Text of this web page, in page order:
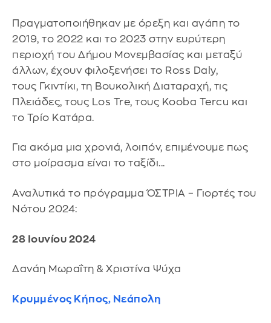
Πραγματοποιήθηκαν με όρεξη και αγάπη το
2019, το 2022 και το 2023 στην ευρύτερη
περιοχή του Δήμου Μονεμβασίας και μεταξύ
άλλων, έχουν φιλοξενήσει το Ross Daly,
τους Γκιντίκι, τη Βουκολική Διαταραχή, τις
Πλειάδες, τους Los Tre, τους Kooba Tercu και
το Τρίο Κατάρα.
Για ακόμα μια χρονιά, λοιπόν, επιμένουμε πως
στο μοίρασμα είναι το ταξίδι...
Αναλυτικά το πρόγραμμα ΌΣΤΡΙΑ – Γιορτές του
Νότου 2024:
28 Ιουνίου 2024
Δανάη Μωραΐτη & Χριστίνα Ψύχα
Κρυμμένος Κήπος, Νεάπολη